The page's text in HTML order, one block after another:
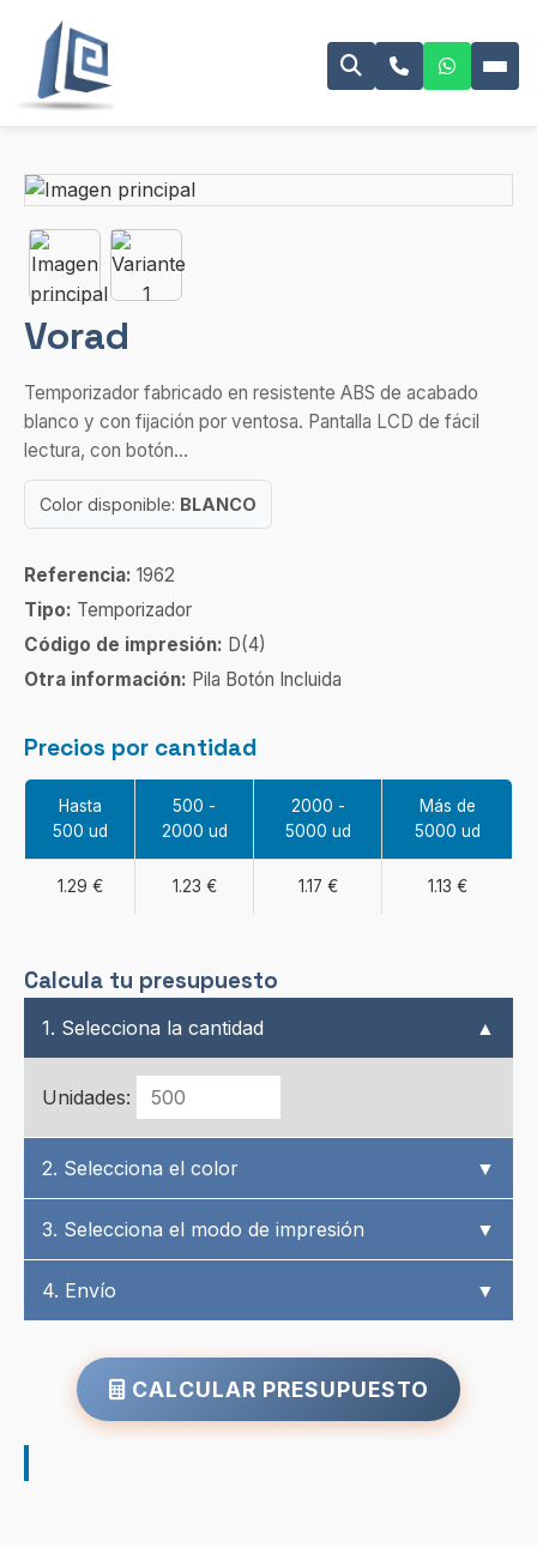
Vorad
Temporizador fabricado en resistente ABS de acabado
blanco y con fijación por ventosa. Pantalla LCD de fácil
lectura, con botón...
Color disponible: BLANCO
Referencia: 1962
Tipo: Temporizador
Código de impresión: D(4)
Otra información: Pila Botón Incluida
Precios por cantidad
Hasta
500 ud
500 -
2000 ud
2000 -
5000 ud
Más de
5000 ud
1.29 € 1.23 € 1.17 € 1.13 €
Calcula tu presupuesto
1. Selecciona la cantidad ▲
Unidades:
2. Selecciona el color ▼
3. Selecciona el modo de impresión ▼
4. Envío ▼
CALCULAR PRESUPUESTO